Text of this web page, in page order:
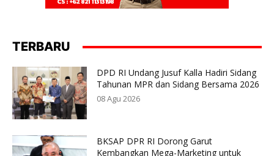
TERBARU
DPD RI Undang Jusuf Kalla Hadiri Sidang
Tahunan MPR dan Sidang Bersama 2026
08 Agu 2026
BKSAP DPR RI Dorong Garut
Kembangkan Mega-Marketing untuk